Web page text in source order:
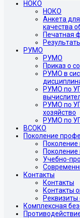
НОКО
НОКО
Анкета
качества
Печатная
РУМО
РУМО
Приказ о
РУМО в
РУМО по
РУМО по
хозяйство
РУМО по
ВСОКО
Поколение
Учебно-
Контакты
Контакты
Контакты
Реквизиты
Комплексная